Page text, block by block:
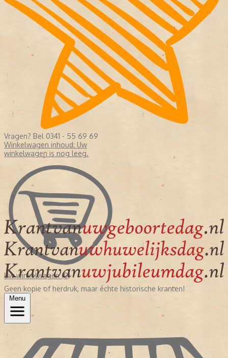
Vragen? Bel 0341 - 55 69 69
Winkelwagen inhoud: Uw
winkelwagen is nog leeg.
Uw winkelwagen (0)
Geen kopie of herdruk, maar échte historische kranten!
Menu